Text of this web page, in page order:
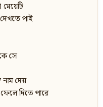
মেয়েটি
পাই
সে
দেয়
দিতে পারে